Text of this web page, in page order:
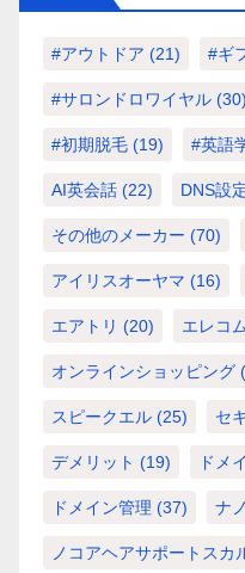
#アウトドア (21) #ギ
#サロンドロワイヤル (30)
#初期脱毛 (19) #英語
AI英会話 (22) DNS設
その他のメーカー (70)
アイリスオーヤマ (16)
エアトリ (20) エレコ
オンラインショッピング
スピークエル (25) セ
デメリット (19) ドメ
ドメイン管理 (37) ナ
ノコアヘアサポートスカ